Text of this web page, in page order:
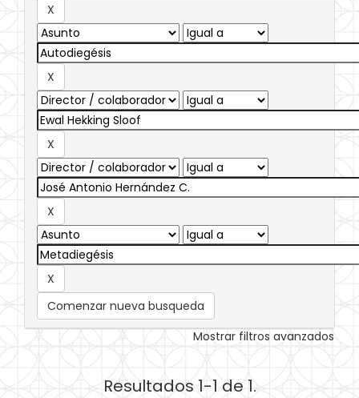
Comenzar nueva busqueda
Mostrar filtros avanzados
Resultados 1-1 de 1.